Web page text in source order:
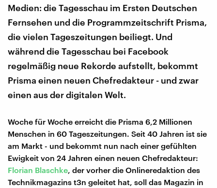
Medien: die Tagesschau im Ersten Deutschen
Fernsehen und die Programmzeitschrift Prisma,
die vielen Tageszeitungen beiliegt. Und
während die Tagesschau bei Facebook
regelmäßig neue Rekorde aufstellt, bekommt
Prisma einen neuen Chefredakteur - und zwar
einen aus der digitalen Welt.
Woche für Woche erreicht die Prisma 6,2 Millionen
Menschen in 60 Tageszeitungen. Seit 40 Jahren ist sie
am Markt - und bekommt nun nach einer gefühlten
Ewigkeit von 24 Jahren einen neuen Chefredakteur:
Florian Blaschke , der vorher die Onlineredaktion des
Technikmagazins t3n geleitet hat, soll das Magazin in